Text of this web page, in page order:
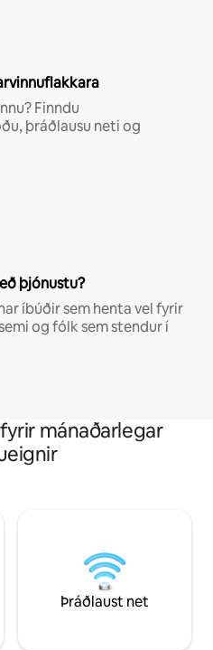
Finndu
þráðlausu neti og
þjónustu?
íbúðir sem henta vel fyrir
og fólk sem stendur í
mánaðarlegar
Þráðlaust net